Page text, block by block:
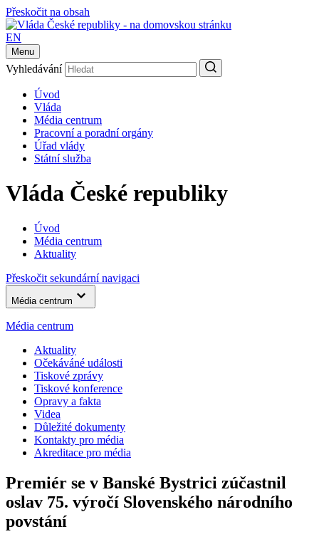
Přeskočit na obsah
EN
Menu
Vyhledávání
Úvod
Vláda
Média centrum
Pracovní a poradní orgány
Úřad vlády
Státní služba
Vláda České republiky
Úvod
Média centrum
Aktuality
Přeskočit sekundární navigaci
Média centrum
Média centrum
Aktuality
Očekáváné události
Tiskové zprávy
Tiskové konference
Opravy a fakta
Videa
Důležité dokumenty
Kontakty pro média
Akreditace pro média
Premiér se v Banské Bystrici zúčastnil
oslav 75. výročí Slovenského národního
povstání